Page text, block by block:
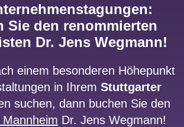
Sie den renommierten
Dr. Jens Wegmann!
einem besonderen Höhepunkt
in Ihrem Stuttgarter
suchen, dann buchen Sie den
Dr. Jens Wegmann!